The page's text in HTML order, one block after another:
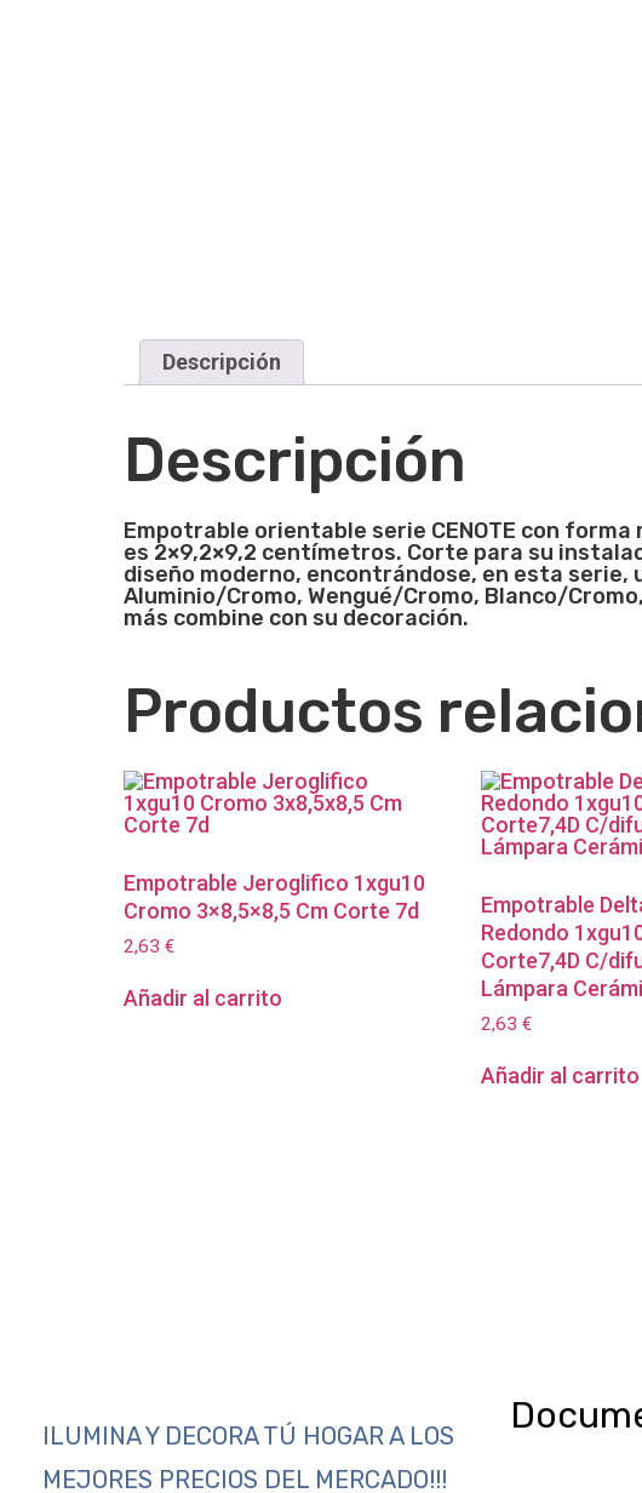
Descripción
Descripción
Empotrable orientable serie CENOTE con forma
es 2×9,2×9,2 centímetros. Corte para su
diseño moderno, encontrándose, en esta serie,
Aluminio/Cromo, Wengué/Cromo, Blanco/
más combine con su decoración.
Productos
Empotrable Jeroglifico 1xgu10
Cromo 3×8,5×8,5 Cm Corte 7d
2,63 €
Añadir al carrito
Empotrable
Redondo
Corte7,4D C/
Lámpara
2,63 €
Añadir al carrito
ILUMINA Y DECORA TÚ HOGAR A LOS
MEJORES PRECIOS DEL MERCADO!!!